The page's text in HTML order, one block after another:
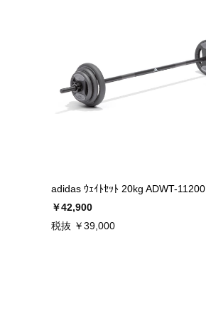
adidas ｳｪｲﾄｾｯﾄ 20kg ADWT-11200
￥42,900
税抜 ￥39,000